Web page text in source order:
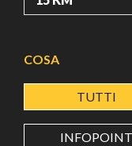
LATITUDINE
COSA
TUTTI
INFOPOINT